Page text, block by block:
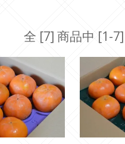
全 [7] 商品中 [1-